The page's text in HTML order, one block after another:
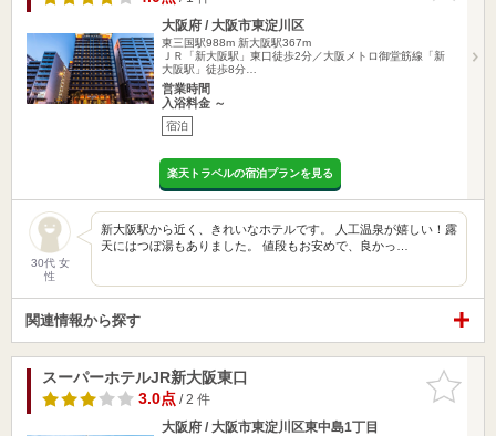
大阪府 / 大阪市東淀川区
東三国駅988m 新大阪駅367m
ＪＲ「新大阪駅」東口徒歩2分／大阪メトロ御堂筋線「新
大阪駅」徒歩8分…
営業時間
入浴料金 ～
宿泊
楽天トラベルの宿泊プランを見る
30代 女
性
新大阪駅から近く、きれいなホテルです。 人工温泉が嬉しい！露
天にはつぼ湯もありました。 値段もお安めで、良かっ…
関連情報から探す
お気に入
りに追加
スーパーホテルJR新大阪東口
3.0点/ 2 件
大阪府 / 大阪市東淀川区東中島1丁目